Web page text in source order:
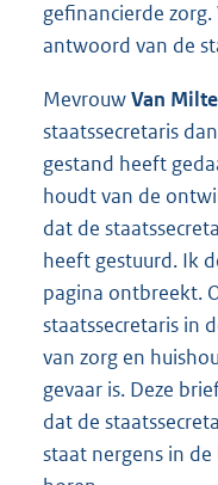
gefinancierde
antwoord van de
MevrouwVan
staatssecretaris
gestand heeft
houdt van de
dat de
heeft gestuurd. Ik
pagina ontbreekt.
staatssecretaris in
van zorg en
gevaar is. Deze
dat de
staat nergens in